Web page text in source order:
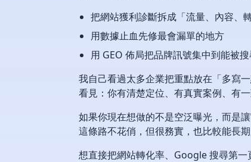
把網站獲利診斷拆成「流量、內容、
用數據止血先修最會漏單的地方
用 GEO 佈局把品牌訊號集中到能被
我自己看過太多企業把重點放在「多寫
看見：你有清楚定位、有真實案例、有
如果你現在想做的不是空泛曝光，而是
這條路不花俏，但很務實，也比較能長期
想直接把網站轉化率、Google 搜尋第一